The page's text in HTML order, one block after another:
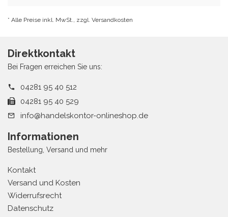
* Alle Preise inkl. MwSt., zzgl. Versandkosten
Direktkontakt
Bei Fragen erreichen Sie uns:
04281 95 40 512
04281 95 40 529
info@handelskontor-onlineshop.de
Informationen
Bestellung, Versand und mehr
Kontakt
Versand und Kosten
Widerrufsrecht
Datenschutz